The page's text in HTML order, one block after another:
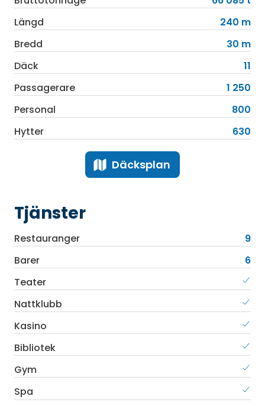
Längd
240 m
Bredd
30 m
Däck
11
Passagerare
1 250
Personal
800
Hytter
630
Däcksplan
Tjänster
Restauranger
9
Barer
6
Teater
Nattklubb
Kasino
Bibliotek
Gym
Spa